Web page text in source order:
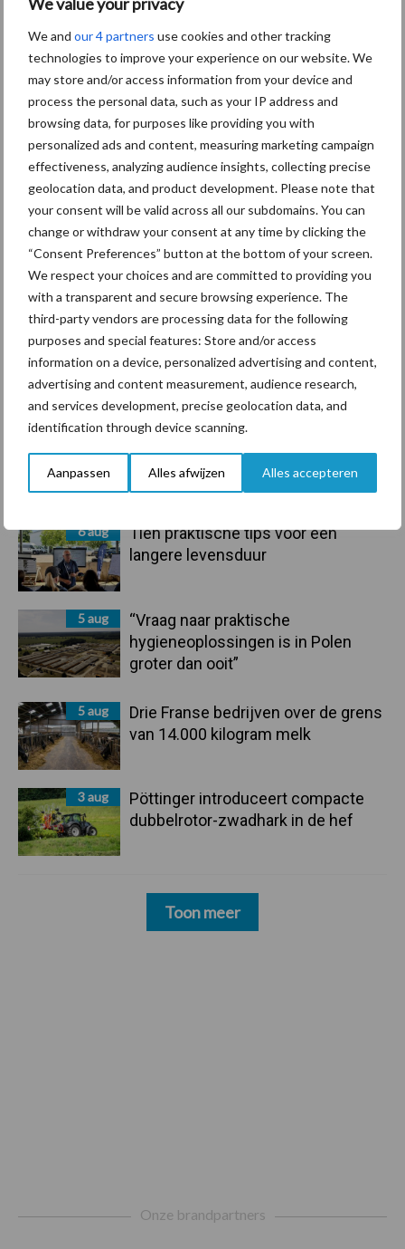
We and our 4 partners use cookies and other tracking
technologies to improve your experience on our website. We
may store and/or access information from your device and
process the personal data, such as your IP address and
browsing data, for purposes like providing you with
personalized ads and content, measuring marketing campaign
effectiveness, analyzing audience insights, collecting precise
geolocation data, and product development. Please note that
your consent will be valid across all our subdomains. You can
change or withdraw your consent at any time by clicking the
“Consent Preferences” button at the bottom of your screen.
We respect your choices and are committed to providing you
with a transparent and secure browsing experience. The
third-party vendors are processing data for the following
purposes and special features: Store and/or access
information on a device, personalized advertising and content,
advertising and content measurement, audience research,
and services development, precise geolocation data, and
identification through device scanning.
Aanpassen Alles afwijzen Alles accepteren
Primaire
Sidebar
Recent nieuws Partner nieuws
Nederlandse markt
6 aug
Tien praktische tips voor een
langere levensduur
5 aug
“Vraag naar praktische
hygieneoplossingen is in Polen
groter dan ooit”
5 aug
Drie Franse bedrijven over de grens
van 14.000 kilogram melk
3 aug
Pöttinger introduceert compacte
dubbelrotor-zwadhark in de hef
Toon meer
Themapagina's
Diergezondheid Bemesting Fokkerij
Bedrijfsnieuws
Ligbox &
Voerhekken
Toon meer
Onze brandpartners